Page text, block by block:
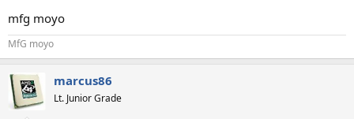
mfg moyo
MfG moyo
marcus86
Lt. Junior Grade